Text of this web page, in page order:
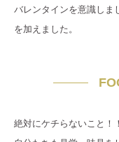
バレンタインを意識しま
を加えました。
絶対にケチらないこと！！